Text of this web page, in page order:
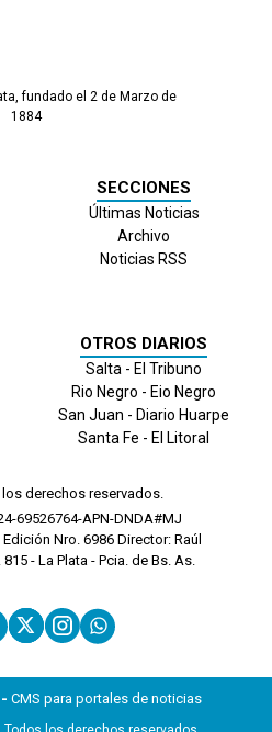
fundado el 2 de Marzo de
1884
SECCIONES
Últimas Noticias
Archivo
Noticias RSS
OTROS DIARIOS
Salta - El Tribuno
Rio Negro - Eio Negro
San Juan - Diario Huarpe
Santa Fe - El Litoral
derechos reservados.
69526764-APN-DNDA#MJ
Nro. 6986 Director: Raúl
- La Plata - Pcia. de Bs. As.
CMS para portales de noticias